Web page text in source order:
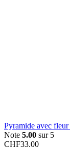
Pyramide avec
Note 5.00 sur 5
CHF33.00